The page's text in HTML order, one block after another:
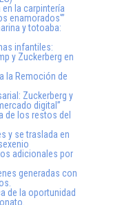
la carpintería
enamorados'”
y totoaba:
infantiles:
y Zuckerberg en
la Remoción de
Zuckerberg y
digital”
de los restos del
y se traslada en
adicionales por
generadas con
de la oportunidad